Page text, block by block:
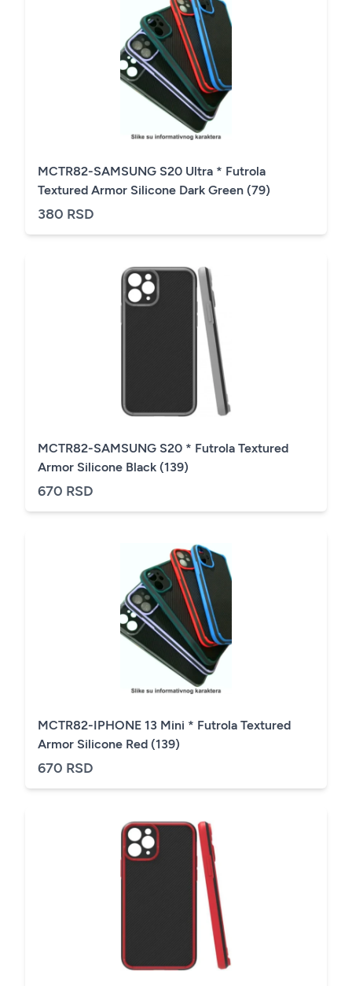
MCTR82-SAMSUNG S20 Ultra * Futrola
Textured Armor Silicone Dark Green (79)
380 RSD
MCTR82-SAMSUNG S20 * Futrola Textured
Armor Silicone Black (139)
670 RSD
MCTR82-IPHONE 13 Mini * Futrola Textured
Armor Silicone Red (139)
670 RSD